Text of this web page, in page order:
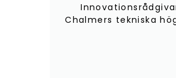
Chalmers tekniska